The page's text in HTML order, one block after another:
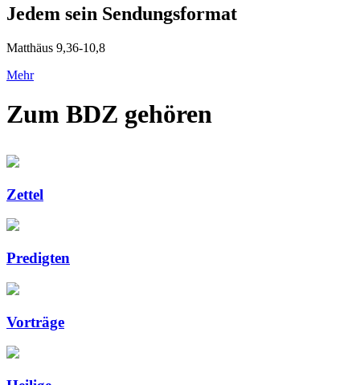
Jedem sein Sendungsformat
Matthäus 9,36-10,8
Mehr
Zum BDZ gehören
Zettel
Predigten
Vorträge